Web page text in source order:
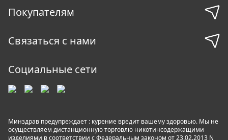
Покупателям
Связаться с нами
Социальные сети
Минздрав предупреждает : курение вредит вашему здоровью. Мы не
осуществляем дистанционную торговлю никотинсодержащими
изделиями в соответствии с Федеральным законом от 23.02.2013 N